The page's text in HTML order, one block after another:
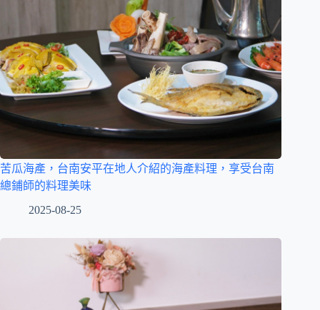
苦瓜海產，台南安平在地人介紹的海產料理，享受台南
總鋪師的料理美味
2025-08-25